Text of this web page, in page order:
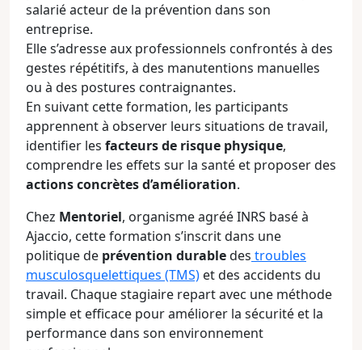
salarié acteur de la prévention dans son
entreprise.
Elle s’adresse aux professionnels confrontés à des
gestes répétitifs, à des manutentions manuelles
ou à des postures contraignantes.
En suivant cette formation, les participants
apprennent à observer leurs situations de travail,
identifier les facteurs de risque physique,
comprendre les effets sur la santé et proposer des
actions concrètes d’amélioration.
Chez Mentoriel, organisme agréé INRS basé à
Ajaccio, cette formation s’inscrit dans une
politique de prévention durabledes troubles
musculosquelettiques (TMS) et des accidents du
travail. Chaque stagiaire repart avec une méthode
simple et efficace pour améliorer la sécurité et la
performance dans son environnement